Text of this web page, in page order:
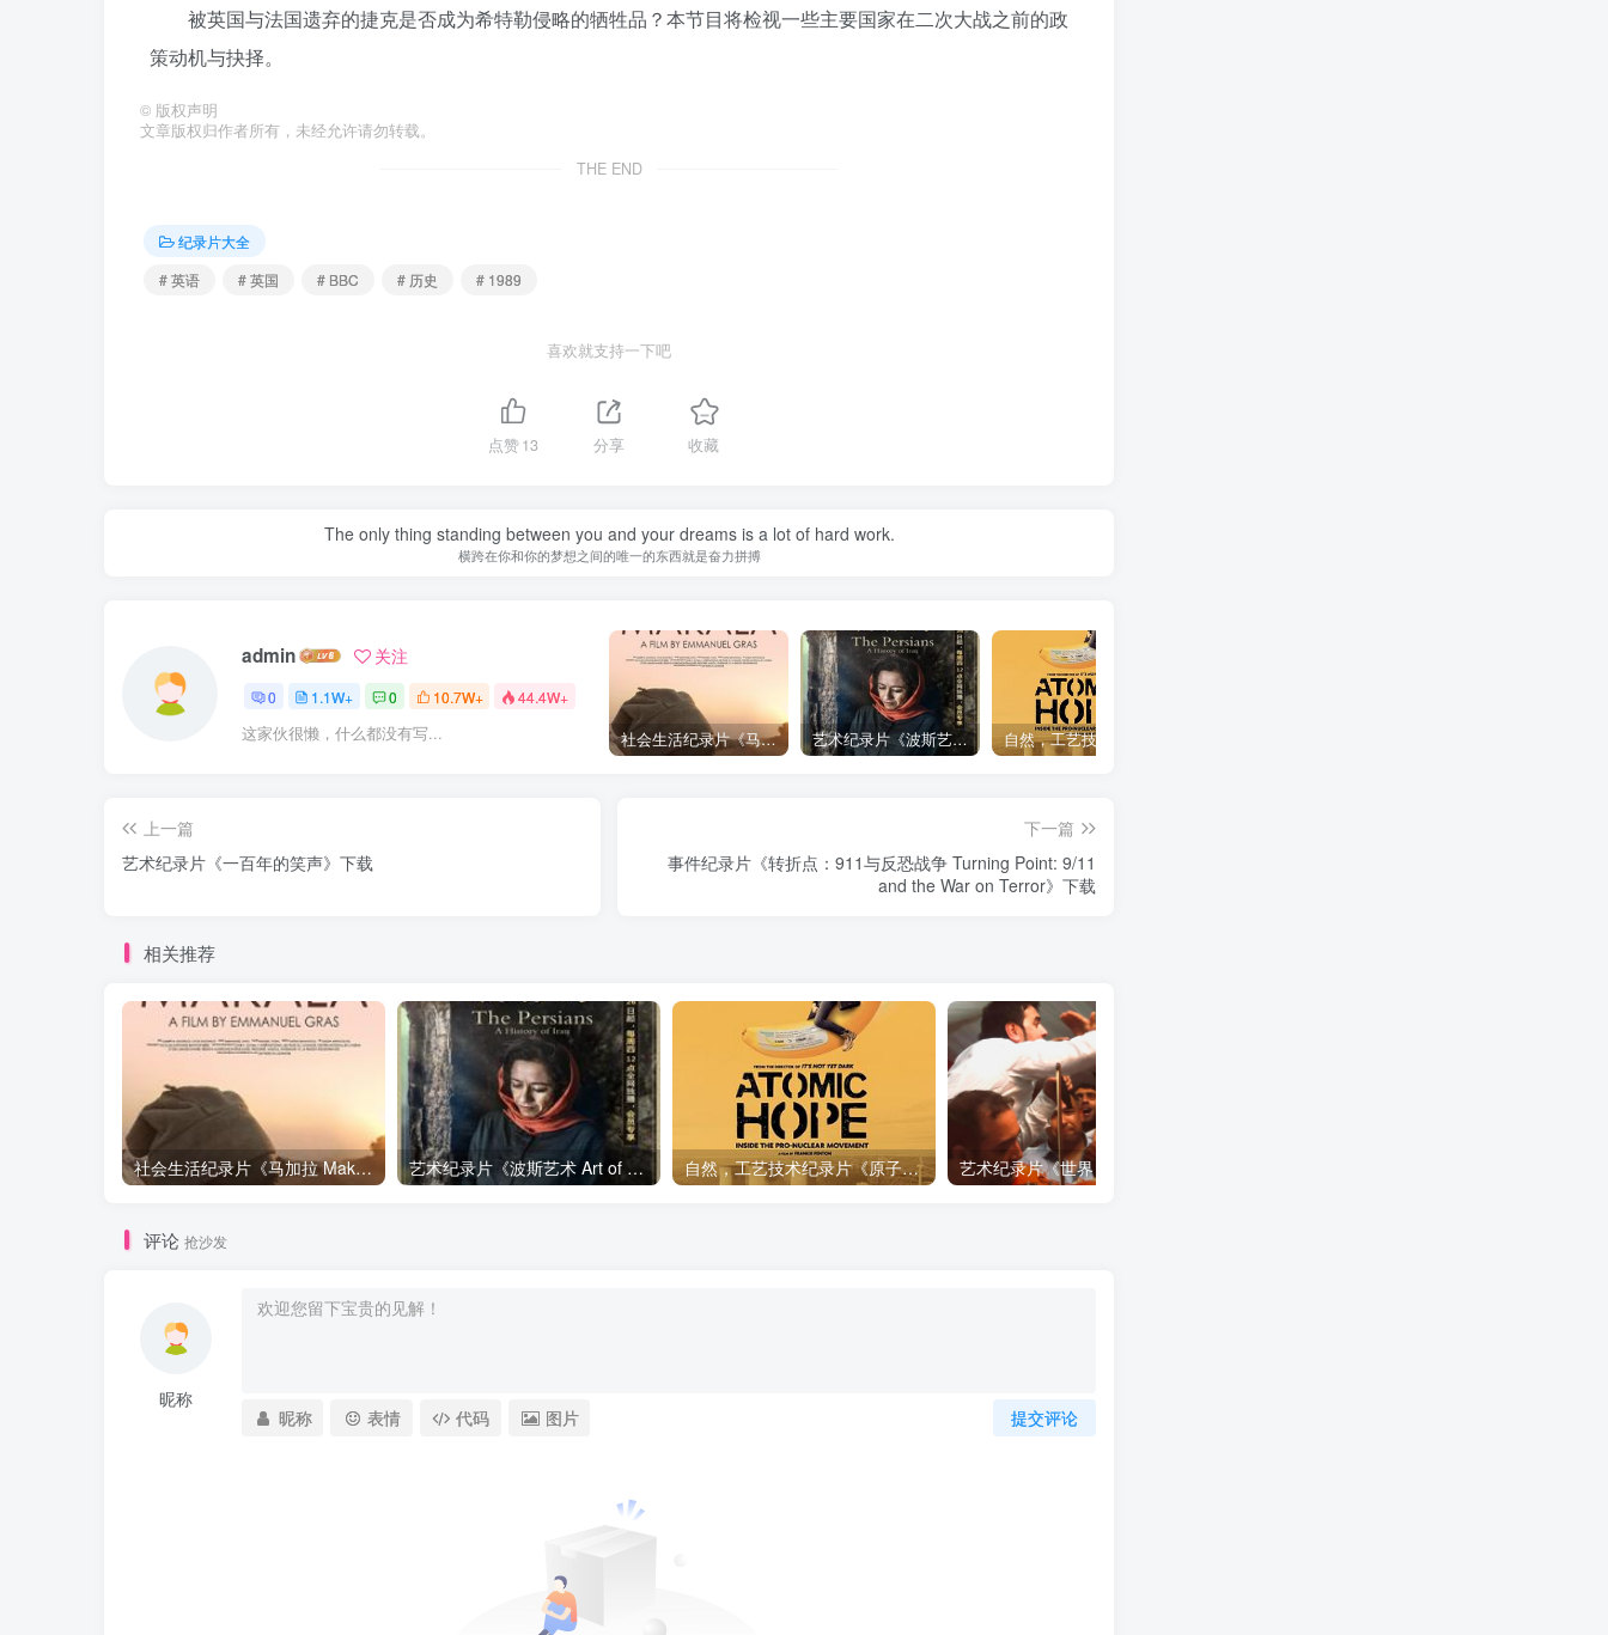
被英国与法国遗弃的捷克是否成为希特勒侵略的牺牲品？本节目将检视一些主要国家在二次大战之前的政
策动机与抉择。
© 版权声明
文章版权归作者所有，未经允许请勿转载。
THE END
纪录片大全
# 英语
# 英国 # BBC # 历史 # 1989
喜欢就支持一下吧
点赞13 分享 收藏
The only thing standing between you and your dreams is a lot of hard work.
横跨在你和你的梦想之间的唯一的东西就是奋力拼搏
admin 关注
0 1.1W+ 0 10.7W+ 44.4W+
这家伙很懒，什么都没有写... 社会生活纪录片《马加拉 Makala》下载 艺术纪录片《波斯艺术 Art of Persia》下载
上一篇
艺术纪录片《一百年的笑声》下载
下一篇
事件纪录片《转折点：911与反恐战争 Turning Point: 9/11
and the War on Terror》下载
相关推荐
社会生活纪录片《马加拉 Makala》下载 艺术纪录片《波斯艺术 Art of Persia》下载 自然，工艺技术纪录片《原子能的希望 Atomic Hope – Inside the Pro-Nuclear Movement》下载
评论 抢沙发
昵称
提交评论
昵称 表情 代码 图片